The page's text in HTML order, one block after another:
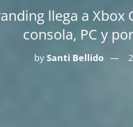
llega a
consola, PC y
bySanti Bellido